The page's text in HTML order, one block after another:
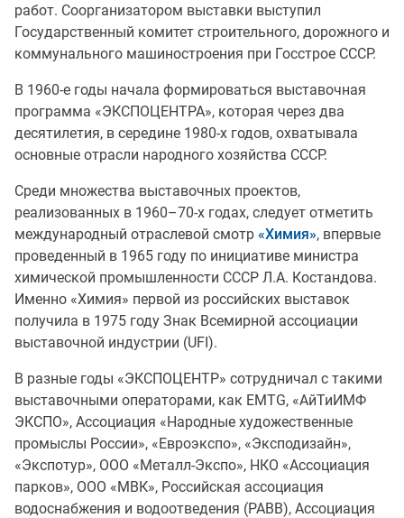
работ. Соорганизатором выставки выступил
Государственный комитет строительного, дорожного и
коммунального машиностроения при Госстрое СССР.
В 1960-е годы начала формироваться выставочная
программа «ЭКСПОЦЕНТРА», которая через два
десятилетия, в середине 1980-х годов, охватывала
основные отрасли народного хозяйства СССР.
Среди множества выставочных проектов,
реализованных в 1960–70-х годах, следует отметить
международный отраслевой смотр «Химия», впервые
проведенный в 1965 году по инициативе министра
химической промышленности СССР Л.А. Костандова.
Именно «Химия» первой из российских выставок
получила в 1975 году Знак Всемирной ассоциации
выставочной индустрии (UFI).
В разные годы «ЭКСПОЦЕНТР» сотрудничал с такими
выставочными операторами, как EMTG, «АйТиИМФ
ЭКСПО», Ассоциация «Народные художественные
промыслы России», «Евроэкспо», «Эксподизайн»,
«Экспотур», ООО «Металл-Экспо», НКО «Ассоциация
парков», ООО «МВК», Российская ассоциация
водоснабжения и водоотведения (РАВВ), Ассоциация